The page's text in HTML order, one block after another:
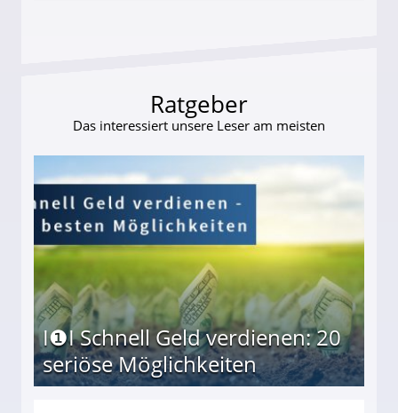
Ratgeber
Das interessiert unsere Leser am meisten
I❶I Schnell Geld verdienen: 20
seriöse Möglichkeiten